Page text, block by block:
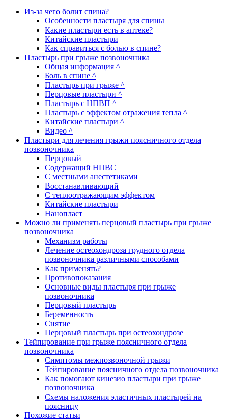
Из-за чего болит спина?
Особенности пластыря для спины
Какие пластыри есть в аптеке?
Китайские пластыри
Как справиться с болью в спине?
Пластырь при грыже позвоночника
Общая информация ^
Боль в спине ^
Пластырь при грыже ^
Перцовые пластыри ^
Пластырь с НПВП ^
Пластырь с эффектом отражения тепла ^
Китайские пластыри ^
Видео ^
Пластыри для лечения грыжи поясничного отдела
позвоночника
Перцовый
Содержащий НПВС
С местными анестетиками
Восстанавливающий
С теплоотражающим эффектом
Китайские пластыри
Нанопласт
Можно ли применять перцовый пластырь при грыже
позвоночника
Механизм работы
Лечение остеохондроза грудного отдела
позвоночника различными способами
Как применять?
Противопоказания
Основные виды пластыря при грыже
позвоночника
Перцовый пластырь
Беременность
Снятие
Перцовый пластырь при остеохондрозе
Тейпирование при грыже поясничного отдела
позвоночника
Симптомы межпозвоночной грыжи
Тейпирование поясничного отдела позвоночника
Как помогают кинезио пластыри при грыже
позвоночника
Схемы наложения эластичных пластырей на
поясницу
Похожие статьи